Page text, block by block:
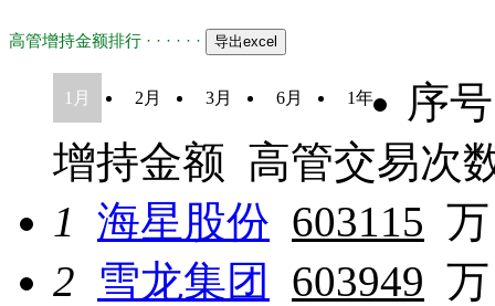
高管增持金额排行 · · · · · ·
1月 2月 3月 6月 1年
序号
增持金额 高管交易次
1 海星股份 603115 万
2 雪龙集团 603949 万